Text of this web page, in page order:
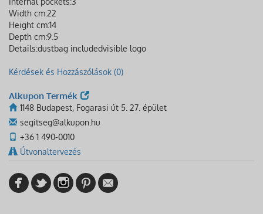
Width cm:22
Height cm:14
Depth cm:9.5
Details:dustbag includedvisible logo
Kérdések és Hozzászólások (0)
Alkupon Termék
1148 Budapest, Fogarasi út 5. 27. épület
segitseg@alkupon.hu
+36 1 490-0010
Útvonaltervezés